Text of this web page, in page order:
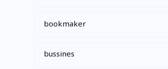
bookmaker
bussines